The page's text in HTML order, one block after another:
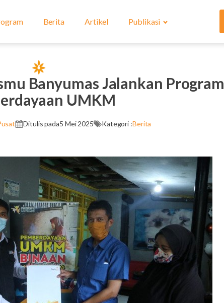
Berita Artikel Publikasi
Banyumas Jalankan Program
UMKM
Ditulis pada5 Mei 2025 Kategori :Berita